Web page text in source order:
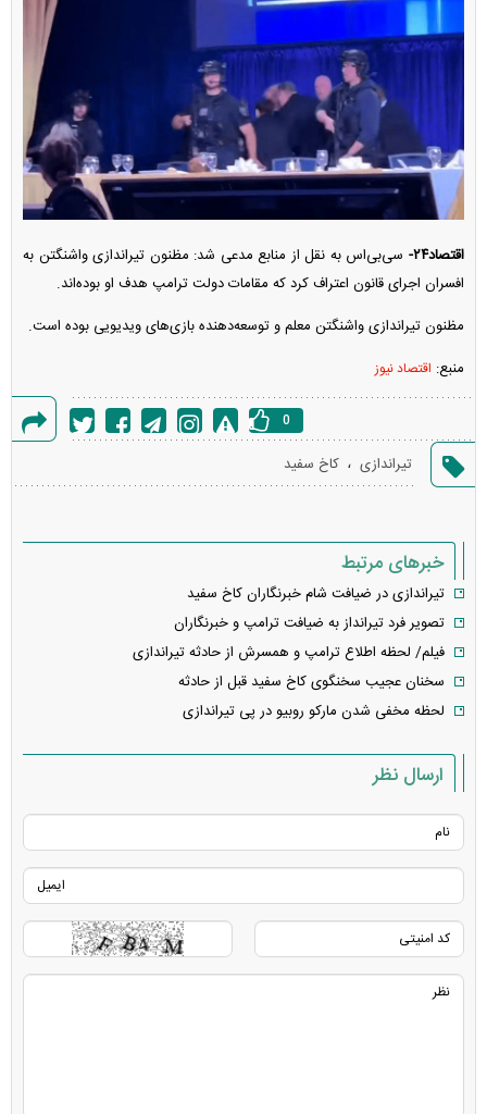
اقتصاد۲۴-
سی‌بی‌اس به نقل از منابع مدعی شد: مظنون تیراندازی واشنگتن به
افسران اجرای قانون اعتراف کرد که مقامات دولت ترامپ هدف او بوده‌اند.
مظنون تیراندازی واشنگتن معلم و توسعه‌دهنده بازی‌های ویدیویی بوده است.
منبع: اقتصاد نیوز
خطا
0
تیراندازی ، کاخ سفید
خبرهای مرتبط
تیراندازی در ضیافت شام خبرنگاران کاخ سفید
تصویر فرد تیرانداز به ضیافت ترامپ و خبرنگاران
فیلم/ لحظه اطلاع ترامپ و همسرش از حادثه تیراندازی
سخنان عجیب سخنگوی کاخ سفید قبل از حادثه
لحظه مخفی شدن مارکو روبیو در پی تیراندازی
ارسال نظر